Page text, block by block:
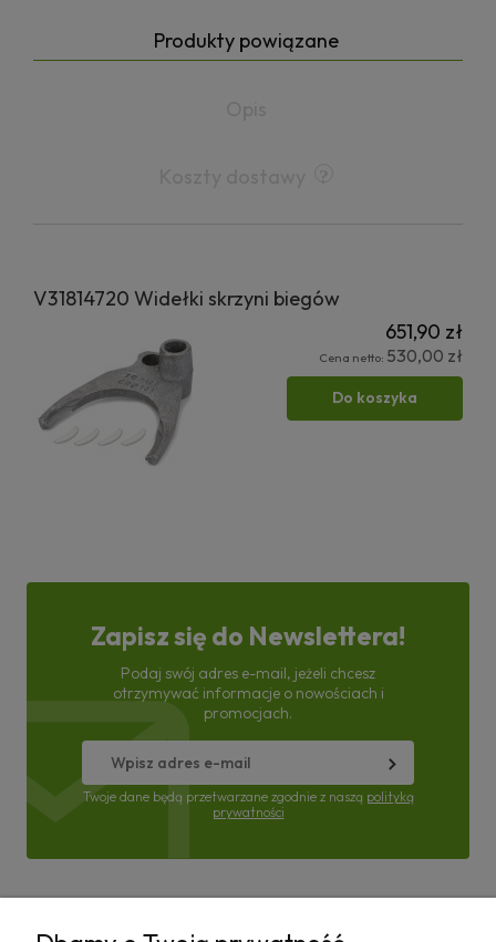
Produkty powiązane
V31814720 Widełki skrzyni biegów
651,90 zł
Cena netto: 530,00 zł
Do koszyka
Zapisz się do Newslettera!
Podaj swój adres e-mail, jeżeli chcesz
otrzymywać informacje o nowościach i
promocjach.
Twoje dane będą przetwarzane zgodnie z naszą polityką
prywatności